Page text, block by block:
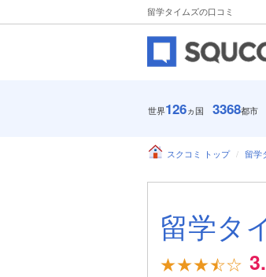
留学タイムズの口コミ
世界126ヵ国 3368都市
スクコミ トップ 留学
留学タ